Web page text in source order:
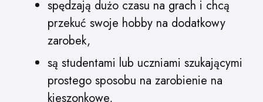
spędzają dużo czasu na grach i chcą
przekuć swoje hobby na dodatkowy
zarobek,
są studentami lub uczniami szukającymi
prostego sposobu na zarobienie na
kieszonkowe,